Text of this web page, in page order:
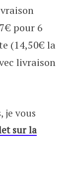
pour 6
(14,50€ la
livraison
je vous
sur la